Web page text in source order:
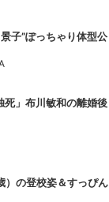
子”ぽっちゃり体型公
死」布川敏和の離婚後
）の登校姿＆すっぴん